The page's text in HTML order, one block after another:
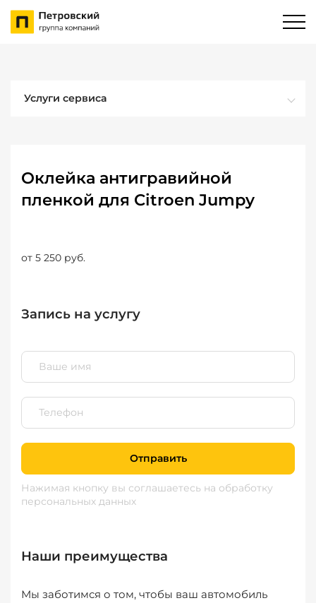
Услуги сервиса
Оклейка антигравийной
пленкой для Citroen Jumpy
от 5 250 руб.
Запись на услугу
Отправить
Нажимая кнопку вы соглашаетесь на обработку
персональных данных
Наши преимущества
Мы заботимся о том, чтобы ваш автомобиль